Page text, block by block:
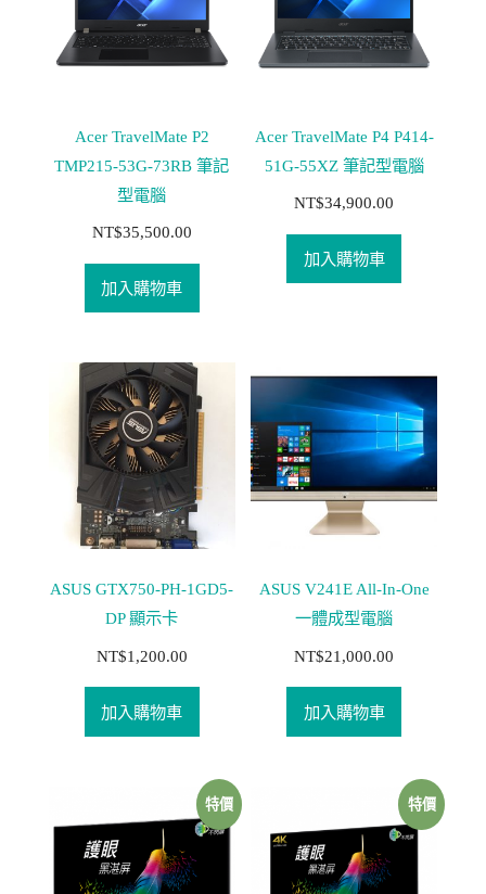
Acer TravelMate P2
TMP215-53G-73RB 筆記
型電腦
NT$35,500.00
加入購物車
Acer TravelMate P4 P414-
51G-55XZ 筆記型電腦
NT$34,900.00
加入購物車
ASUS GTX750-PH-1GD5-
DP 顯示卡
NT$1,200.00
加入購物車
ASUS V241E All-In-One
一體成型電腦
NT$21,000.00
加入購物車
特價 特價